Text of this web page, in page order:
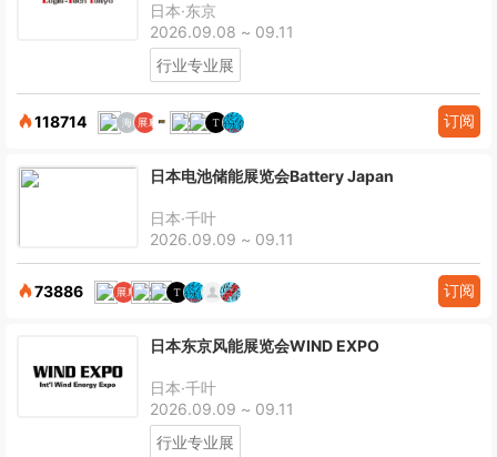
日本·东京
2026.09.08 ~ 09.11
行业专业展
118714 订阅
日本电池储能展览会Battery Japan
日本·千叶
2026.09.09 ~ 09.11
73886 订阅
日本东京风能展览会WIND EXPO
日本·千叶
2026.09.09 ~ 09.11
行业专业展